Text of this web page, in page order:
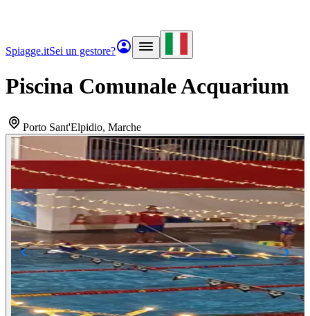
Spiagge.itSei un gestore?
Piscina Comunale Acquarium
Porto Sant'Elpidio, Marche